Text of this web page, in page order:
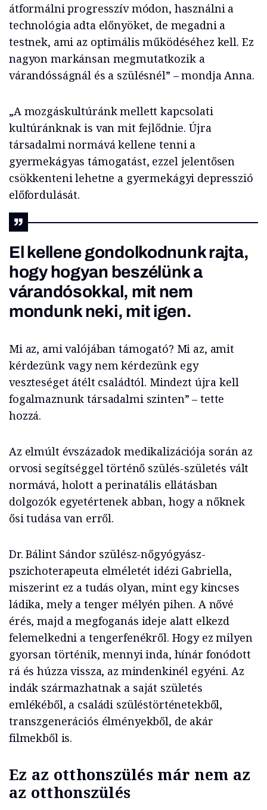
átformálni progresszív módon, használni a
technológia adta előnyöket, de megadni a
testnek, ami az optimális működéséhez kell. Ez
nagyon markánsan megmutatkozik a
várandósságnál és a szülésnél” – mondja Anna.
„A mozgáskultúránk mellett kapcsolati
kultúránknak is van mit fejlődnie. Újra
társadalmi normává kellene tenni a
gyermekágyas támogatást, ezzel jelentősen
csökkenteni lehetne a gyermekágyi depresszió
előfordulását.
El kellene gondolkodnunk rajta,
hogy hogyan beszélünk a
várandósokkal, mit nem
mondunk neki, mit igen.
Mi az, ami valójában támogató? Mi az, amit
kérdezünk vagy nem kérdezünk egy
veszteséget átélt családtól. Mindezt újra kell
fogalmaznunk társadalmi szinten” – tette
hozzá.
Az elmúlt évszázadok medikalizációja során az
orvosi segítséggel történő szülés-születés vált
normává, holott a perinatális ellátásban
dolgozók egyetértenek abban, hogy a nőknek
ősi tudása van erről.
Dr. Bálint Sándor szülész-nőgyógyász-
pszichoterapeuta elméletét idézi Gabriella,
miszerint ez a tudás olyan, mint egy kincses
ládika, mely a tenger mélyén pihen. A nővé
érés, majd a megfoganás ideje alatt elkezd
felemelkedni a tengerfenékről. Hogy ez milyen
gyorsan történik, mennyi inda, hínár fonódott
rá és húzza vissza, az mindenkinél egyéni. Az
indák származhatnak a saját születés
emlékéből, a családi szüléstörténetekből,
transzgenerációs élményekből, de akár
filmekből is.
Ez az otthonszülés már nem az
az otthonszülés